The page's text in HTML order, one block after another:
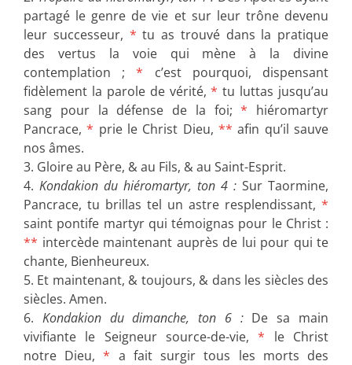
partagé le genre de vie et sur leur trône devenu
leur successeur, * tu as trouvé dans la pratique
des vertus la voie qui mène à la divine
contemplation ;* c’est pourquoi, dispensant
fidèlement la parole de vérité,* tu luttas jusqu’au
sang pour la défense de la foi;* hiéromartyr
Pancrace,* prie le Christ Dieu,** afin qu’il sauve
nos âmes.
3. Gloire au Père, & au Fils, & au Saint-Esprit.
4. Kondakion du hiéromartyr, ton 4 : Sur Taormine,
Pancrace, tu brillas tel un astre resplendissant, *
saint pontife martyr qui témoignas pour le Christ :
** intercède maintenant auprès de lui pour qui te
chante, Bienheureux.
5. Et maintenant, & toujours, & dans les siècles des
siècles. Amen.
6. Kondakion du dimanche, ton 6 :De sa main
vivifiante le Seigneur source-de-vie,* le Christ
notre Dieu,* a fait surgir tous les morts des